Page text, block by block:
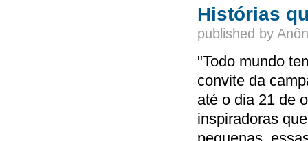
Histórias
published by
"Todo mundo
convite da
até o dia 21 de
inspiradoras